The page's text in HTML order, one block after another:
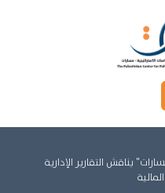
يناقش التقارير الإدارية